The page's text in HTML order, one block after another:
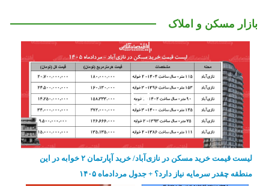
بازار مسکن و املاک
لیست قیمت خرید مسکن در نازی‌آباد/ خرید آپارتمان ۲ خوابه در این
منطقه چقدر سرمایه نیاز دارد؟ + جدول مردادماه ۱۴۰۵